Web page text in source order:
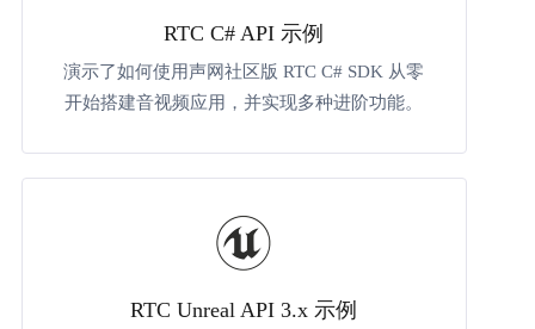
RTC C# API 示例
演示了如何使用声网社区版 RTC C# SDK 从零
开始搭建音视频应用，并实现多种进阶功能。
RTC Unreal API 3.x 示例